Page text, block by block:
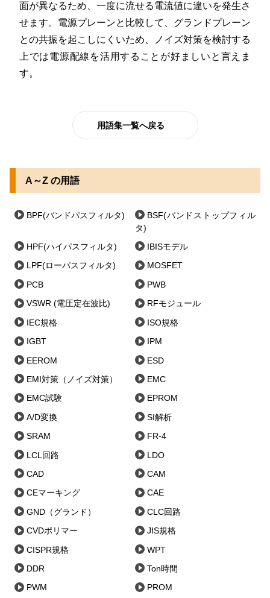
面が異なるため、一度に流せる電流値に違いを発生さ
せます。電源プレーンと比較して、グランドプレーン
との共振を起こしにくいため、ノイズ対策を検討する
上では電源配線を活用することが好ましいと言えま
す。
用語集一覧へ戻る
A～Z の用語
BPF(バンドパスフィルタ)
BSF(バンドストップフィル
タ)
HPF(ハイパスフィルタ) IBISモデル
LPF(ローパスフィルタ) MOSFET
PCB PWB
VSWR (電圧定在波比) RFモジュール
IEC規格 ISO規格
IGBT IPM
EEROM ESD
EMI対策（ノイズ対策） EMC
EMC試験 EPROM
A/D変換 SI解析
SRAM FR-4
LCL回路 LDO
CAD CAM
CEマーキング CAE
GND（グランド） CLC回路
CVDポリマー JIS規格
CISPR規格 WPT
DDR Ton時間
PWM PROM